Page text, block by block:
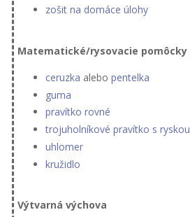
zošit na domáce úlohy
Matematické/rysovacie pomôcky
ceruzka alebo pentelka
guma
pravítko rovné
trojuholníkové pravítko s ryskou
uhlomer
kružidlo
Výtvarná výchova